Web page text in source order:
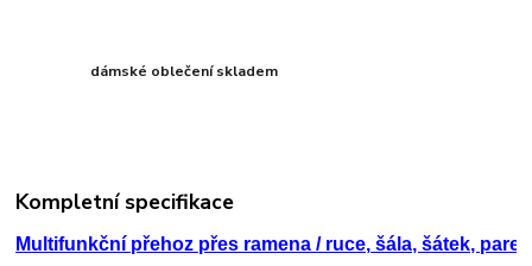
dámské oblečení skladem
Kompletní specifikace
Multifunkční přehoz přes ramena / ruce, šála, šátek, pareo